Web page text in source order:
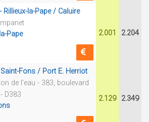
Rillieux-la-Pape / Caluire
Pape 2.001 2.204
Fons / Port E. Herriot
de l'eau - 383, boulevard
D383
2.129 2.349